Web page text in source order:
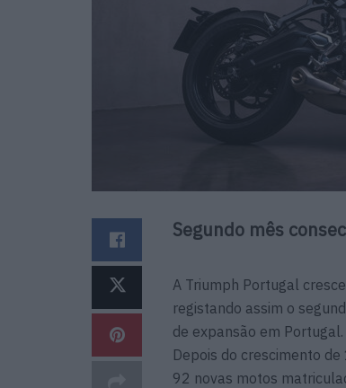
Segundo mês
A Triumph Portugal
registando assim o
de expansão em Portugal.
Depois do crescimento
92 novas motos